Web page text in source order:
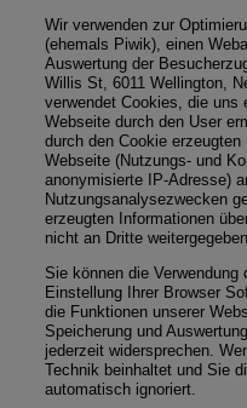
Wir verwenden zur
(ehemals Piwik), einen
Auswertung der
Willis St, 6011 Wellington,
verwendet Cookies, die uns
Webseite durch den User
durch den Cookie
Webseite (Nutzungs- und
anonymisierte IP-Adresse)
Nutzungsanalysezwecken
erzeugten Informationen
nicht an Dritte weitergegeben.
Sie können die
Einstellung Ihrer Browser
die Funktionen unserer
Speicherung und
jederzeit widersprechen.
Technik beinhaltet und Sie
automatisch ignoriert.